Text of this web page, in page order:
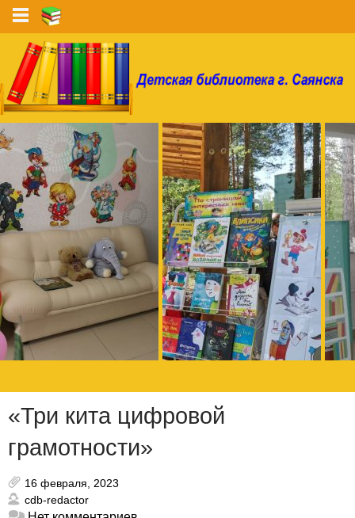
«Три кита цифровой
грамотности»
16 февраля, 2023
cdb-redactor